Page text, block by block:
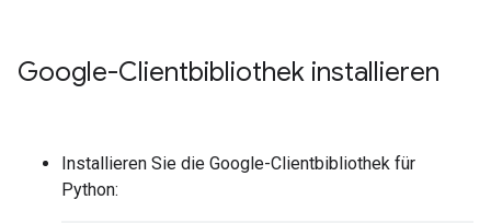
Google-Clientbibliothek installieren
Installieren Sie die Google-Clientbibliothek für
Python: